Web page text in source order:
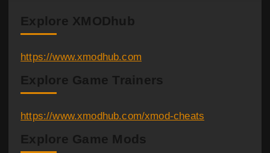
Explore XMODhub
https://www.xmodhub.com
Explore Game Trainers
https://www.xmodhub.com/xmod-cheats
Explore Game Mods